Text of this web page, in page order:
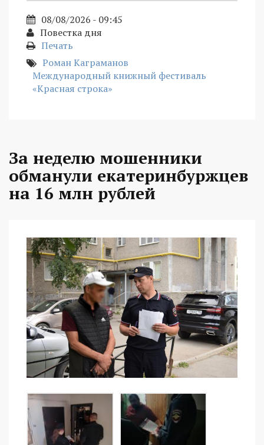
08/08/2026 - 09:45
Повестка дня
Печать
Роман Каграманов
Международный книжный фестиваль
«Красная строка»
За неделю мошенники
обманули екатеринбуржцев
на 16 млн рублей